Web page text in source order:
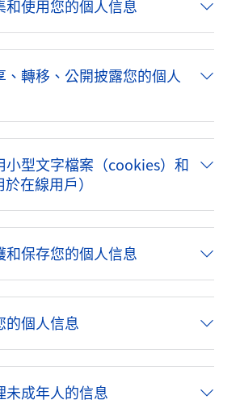
和使用您的個人信息
、轉移、公開披露您的個人
小型文字檔案（cookies）和
在線用戶）
和保存您的個人信息
的個人信息
未成年人的信息